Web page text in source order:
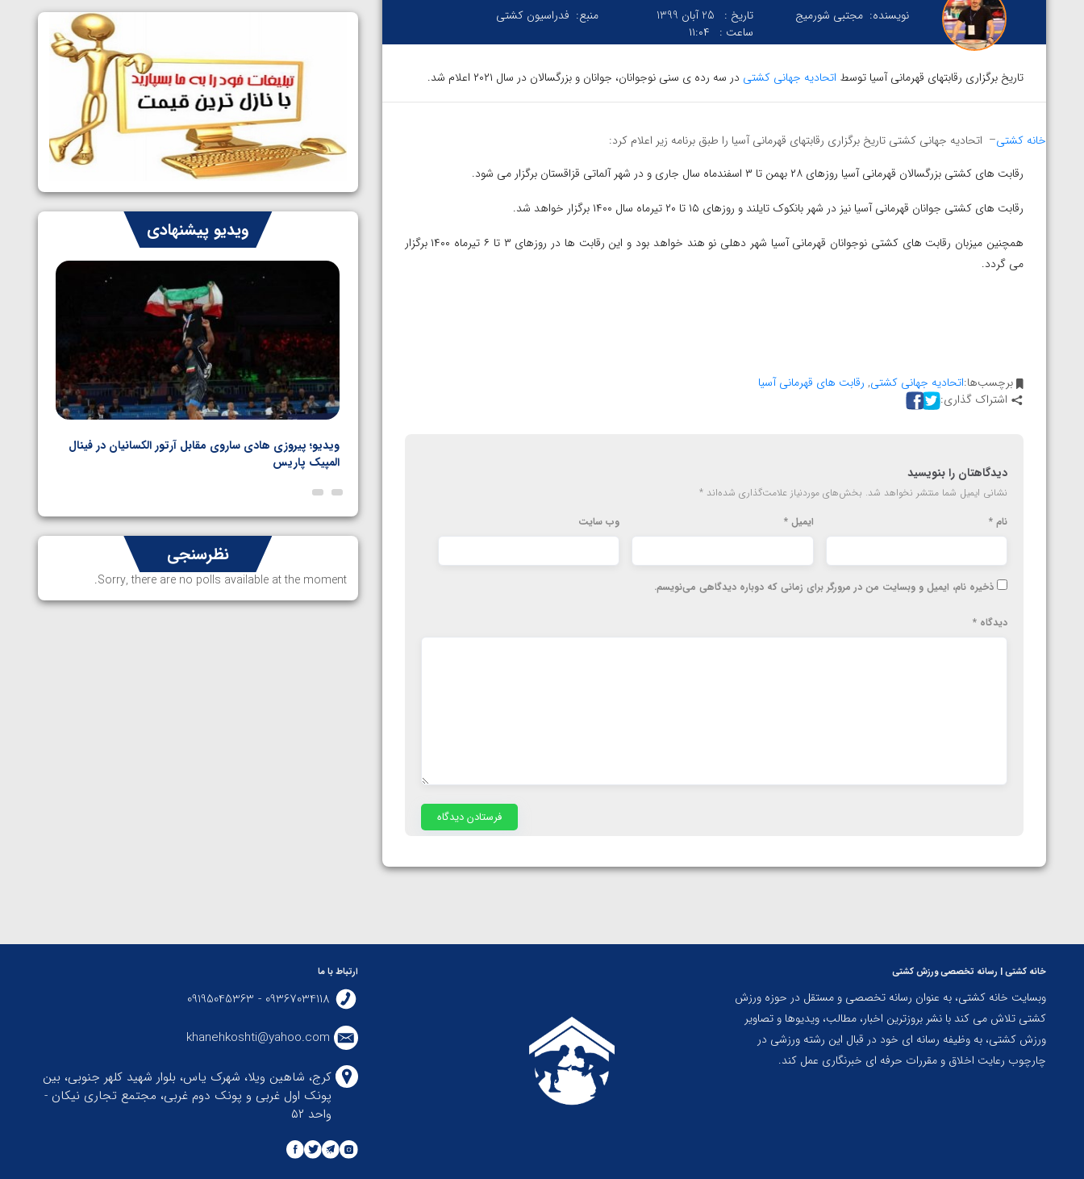
نویسنده: مجتبی شورمیج تاریخ :
25 آبان 1399
ساعت :
۱۱:۰۴
منبع: فدراسیون کشتی
تاریخ برگزاری رقابتهای قهرمانی آسیا توسط اتحادیه جهانی کشتی در سه رده ی سنی نوجوانان، جوانان و بزرگسالان در سال ۲۰۲۱ اعلام شد.
خانه کشتی– اتحادیه جهانی کشتی تاریخ برگزاری رقابتهای قهرمانی آسیا را طبق برنامه زیر اعلام کرد:
رقابت های کشتی بزرگسالان قهرمانی آسیا روزهای ۲۸ بهمن تا ۳ اسفندماه سال جاری و در شهر آلماتی قزاقستان برگزار می شود.
رقابت های کشتی جوانان قهرمانی آسیا نیز در شهر بانکوک تایلند و روزهای ۱۵ تا ۲۰ تیرماه سال ۱۴۰۰ برگزار خواهد شد.
همچنین میزبان رقابت های کشتی نوجوانان قهرمانی آسیا شهر دهلی نو هند خواهد بود و این رقابت ها در روزهای ۳ تا ۶ تیرماه ۱۴۰۰ برگزار
می گردد.
برچسب‌ها:اتحادیه جهانی کشتی, رقابت های قهرمانی آسیا
اشتراک گذاری:
دیدگاهتان را بنویسید
نشانی ایمیل شما منتشر نخواهد شد. بخش‌های موردنیاز علامت‌گذاری شده‌اند *
نام * ایمیل* وب‌ سایت
ذخیره نام، ایمیل و وبسایت من در مرورگر برای زمانی که دوباره دیدگاهی می‌نویسم.
دیدگاه *
نمایندگان ایران مشخص شدند
سوم برای ایران
1405/05/07
ایران چشم به راه چهار مدال در پنج وزن
دوم کشتی فرنگی نوجوانان جهان
1405/05/06
ویدیو پیشنهادی
ویدیو؛ پیروزی هادی ساروی مقابل آرتور الکسانیان در فینال
المپیک پاریس
نظرسنجی
Sorry, there are no polls available at the moment.
خانه کشتی | رسانه تخصصی ورزش کشتی
وبسایت خانه کشتی، به عنوان رسانه تخصصی و مستقل در حوزه ورزش
کشتی تلاش می کند با نشر بروزترین اخبار، مطالب، ویدیوها و تصاویر
ورزش کشتی، به وظیفه رسانه ای خود در قبال این رشته ورزشی در
چارچوب رعایت اخلاق و مقررات حرفه ای خبرنگاری عمل کند.
ارتباط با ما
09367034118 - 09195045363
khanehkoshti@yahoo.com
کرج، شاهین ویلا، شهرک یاس، بلوار شهید کلهر جنوبی، بین
پونک اول غربی و پونک دوم غربی، مجتمع تجاری نیکان -
واحد ۵۲